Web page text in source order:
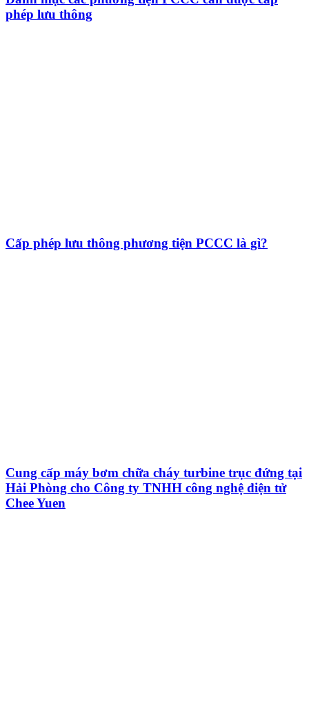
phép lưu thông
Cấp phép lưu thông phương tiện PCCC là gì?
Cung cấp máy bơm chữa cháy turbine trục đứng tại
Hải Phòng cho Công ty TNHH công nghệ điện tử
Chee Yuen